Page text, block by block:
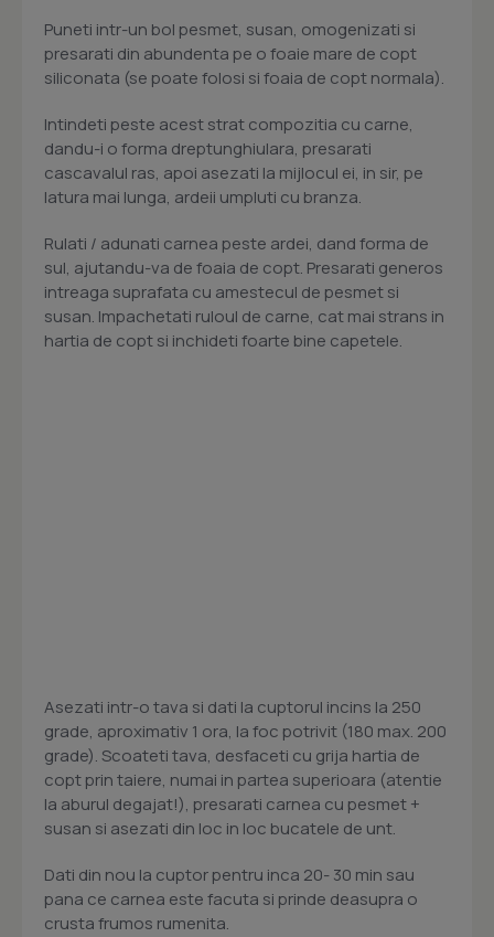
Puneti intr-un bol pesmet, susan, omogenizati si
presarati din abundenta pe o foaie mare de copt
siliconata (se poate folosi si foaia de copt normala).
Intindeti peste acest strat compozitia cu carne,
dandu-i o forma dreptunghiulara, presarati
cascavalul ras, apoi asezati la mijlocul ei, in sir, pe
latura mai lunga, ardeii umpluti cu branza.
Rulati / adunati carnea peste ardei, dand forma de
sul, ajutandu-va de foaia de copt. Presarati generos
intreaga suprafata cu amestecul de pesmet si
susan. Impachetati ruloul de carne, cat mai strans in
hartia de copt si inchideti foarte bine capetele.
Asezati intr-o tava si dati la cuptorul incins la 250
grade, aproximativ 1 ora, la foc potrivit (180 max. 200
grade). Scoateti tava, desfaceti cu grija hartia de
copt prin taiere, numai in partea superioara (atentie
la aburul degajat!), presarati carnea cu pesmet +
susan si asezati din loc in loc bucatele de unt.
Dati din nou la cuptor pentru inca 20- 30 min sau
pana ce carnea este facuta si prinde deasupra o
crusta frumos rumenita.